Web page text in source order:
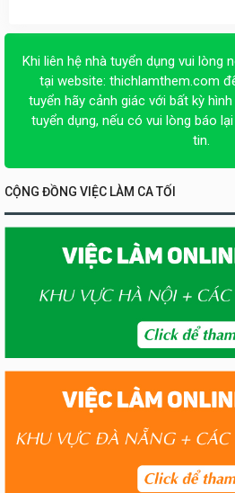
Khi liên hệ nhà tuyển dụng vui lòng
tại website: thichlamthem.com
tuyển hãy cảnh giác với bất kỳ
tuyển dụng, nếu có vui lòng báo
tin.
CỘNG ĐỒNG VIỆC LÀM CA TỐI